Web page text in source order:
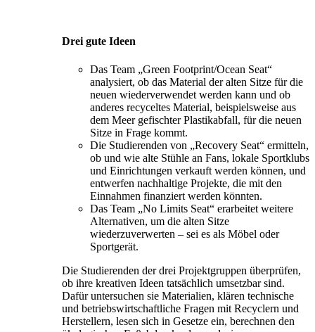
Drei gute Ideen
Das Team „Green Footprint/Ocean Seat“
analysiert, ob das Material der alten Sitze für die
neuen wiederverwendet werden kann und ob
anderes recyceltes Material, beispielsweise aus
dem Meer gefischter Plastikabfall, für die neuen
Sitze in Frage kommt.
Die Studierenden von „Recovery Seat“ ermitteln,
ob und wie alte Stühle an Fans, lokale Sportklubs
und Einrichtungen verkauft werden können, und
entwerfen nachhaltige Projekte, die mit den
Einnahmen finanziert werden könnten.
Das Team „No Limits Seat“ erarbeitet weitere
Alternativen, um die alten Sitze
wiederzuverwerten – sei es als Möbel oder
Sportgerät.
Die Studierenden der drei Projektgruppen überprüfen,
ob ihre kreativen Ideen tatsächlich umsetzbar sind.
Dafür untersuchen sie Materialien, klären technische
und betriebswirtschaftliche Fragen mit Recyclern und
Herstellern, lesen sich in Gesetze ein, berechnen den